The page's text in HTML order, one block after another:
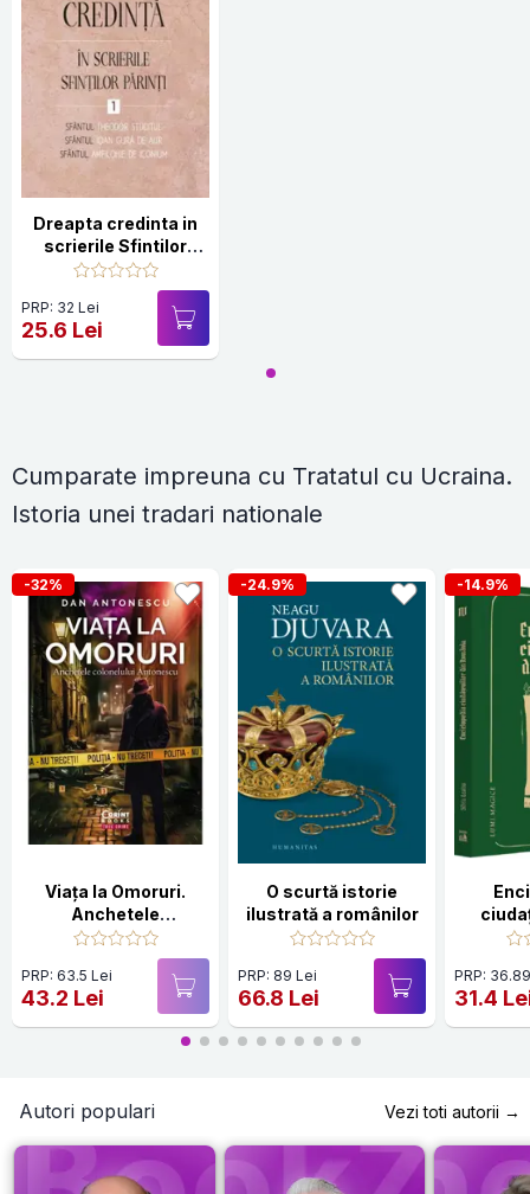
Dreapta credinta in
scrierile Sfintilor
Parinti Vol.1
PRP: 32 Lei
25.6 Lei
Cumparate impreuna cu Tratatul cu Ucraina.
Istoria unei tradari nationale
-32%
Viața la Omoruri.
Anchetele
colonelului
Antonescu
PRP: 63.5 Lei
43.2 Lei
-24.9%
O scurtă istorie
ilustrată a românilor
PRP: 89 Lei
66.8 Lei
-14.9%
PRP:
31.4
Autori populari Vezi toti autorii →